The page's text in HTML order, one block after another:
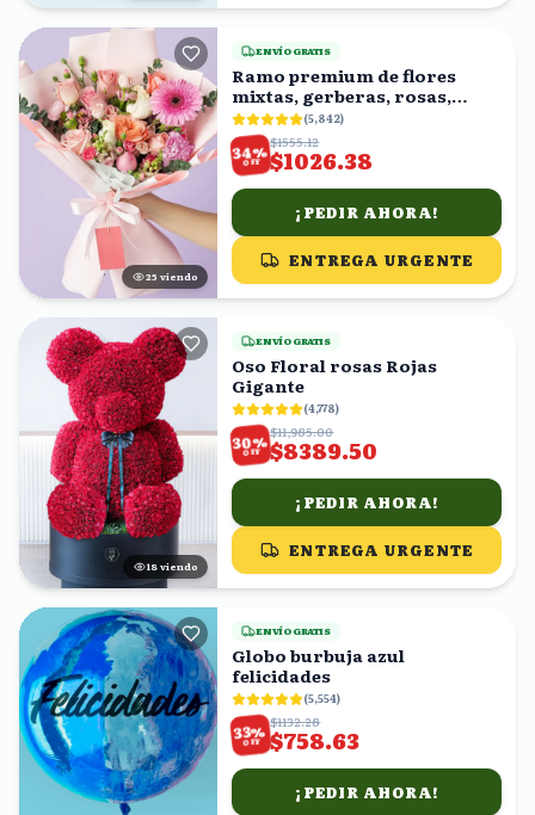
25 viendo
ENVÍO GRATIS
Ramo premium de flores
mixtas, gerberas, rosas,
claveles(5,842)
34%
OFF
$1555.12
$1026.38
¡PEDIR AHORA!
ENTREGA URGENTE
17 viendo
ENVÍO GRATIS
Oso Floral rosas Rojas
Gigante
(4,778)
30%
OFF
$11,985.00
$8389.50
¡PEDIR AHORA!
ENTREGA URGENTE
ENVÍO GRATIS
Globo burbuja azul
felicidades
(5,554)
33%
OFF
$1132.28
$758.63
¡PEDIR AHORA!